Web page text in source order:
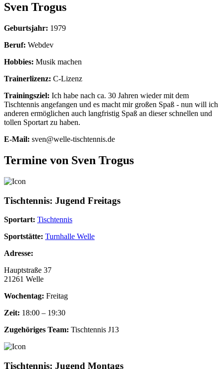
Sven Trogus
Geburtsjahr: 1979
Beruf: Webdev
Hobbies: Musik machen
Trainerlizenz: C-Lizenz
Trainingsziel: Ich habe nach ca. 30 Jahren wieder mit dem
Tischtennis angefangen und es macht mir großen Spaß - nun will ich
anderen ermöglichen auch langfristig Spaß an dieser schnellen und
tollen Sportart zu haben.
E-Mail: sven@welle-tischtennis.de
Termine von Sven Trogus
Tischtennis: Jugend Freitags
Sportart: Tischtennis
Sportstätte: Turnhalle Welle
Adresse:
Hauptstraße 37
21261 Welle
Wochentag: Freitag
Zeit: 18:00 – 19:30
Zugehöriges Team: Tischtennis J13
Tischtennis: Jugend Montags